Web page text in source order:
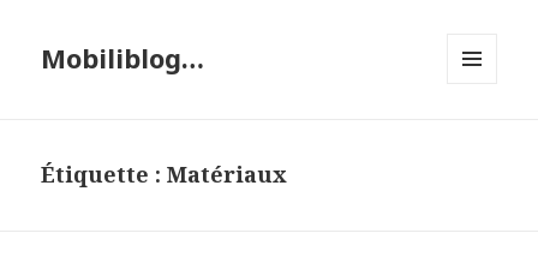
Mobiliblog…
Étiquette :Matériaux